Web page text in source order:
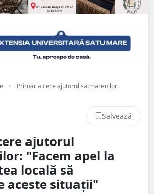
•
Primăria cere ajutorul sătmărenilor:
Salvează
ajutorul
"Facem apel la
locală să
aceste situații"